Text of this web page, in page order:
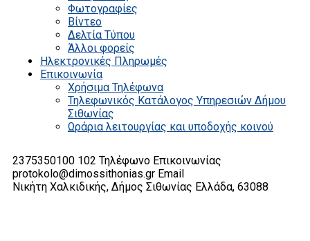
Φωτογραφίες
Βίντεο
Δελτία Τύπου
Άλλοι φορείς
Ηλεκτρονικές Πληρωμές
Επικοινωνία
Χρήσιμα Τηλέφωνα
Τηλεφωνικός Κατάλογος Υπηρεσιών Δήμου
Σιθωνίας
Ωράρια λειτουργίας και υποδοχής κοινού
2375350100 102 Τηλέφωνο Επικοινωνίας
protokolo@dimossithonias.gr Email
Νικήτη Χαλκιδικής, Δήμος Σιθωνίας Ελλάδα, 63088